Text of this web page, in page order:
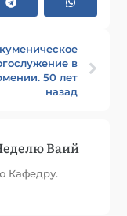
в
50 лет
назад
Ваий
Кафедру.